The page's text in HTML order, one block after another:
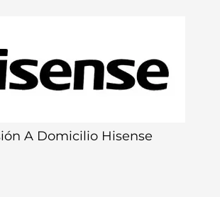
A Domicilio Hisense